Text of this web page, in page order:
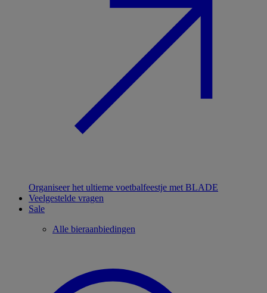
Organiseer het ultieme voetbalfeestje met BLADE
Veelgestelde vragen
Sale
Alle bieraanbiedingen